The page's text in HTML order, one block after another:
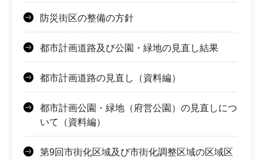
防災街区の整備の方針
都市計画道路及び公園・緑地の見直し結果
都市計画道路の見直し（資料編）
都市計画公園・緑地（府営公園）の見直しにつ
いて（資料編）
第9回市街化区域及び市街化調整区域の区域区